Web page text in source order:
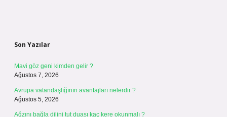
Son Yazılar
Mavi göz geni kimden gelir ?
Ağustos 7, 2026
Avrupa vatandaşlığının avantajları nelerdir ?
Ağustos 5, 2026
Ağzını bağla dilini tut duası kaç kere okunmalı ?